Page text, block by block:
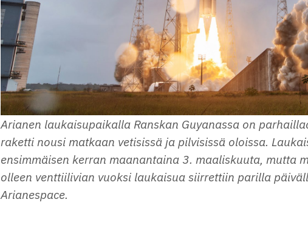
Arianen laukaisupaikalla Ranskan Guyanassa on
raketti nousi matkaan vetisissä ja pilvisissä oloissa.
ensimmäisen kerran maanantaina 3. maaliskuuta, mutta
olleen venttiilivian vuoksi laukaisua siirrettiin parilla
Arianespace.